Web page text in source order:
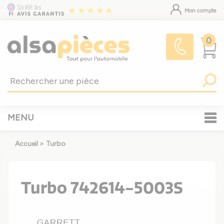
Mon compte
0
MENU
Accueil > Turbo
Turbo 742614-5003S